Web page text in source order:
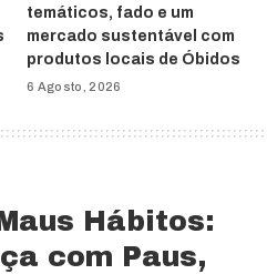
temáticos, fado e um
mercado sustentável com
produtos locais de Óbidos
6 Agosto, 2026
Hábitos:
com Paus,